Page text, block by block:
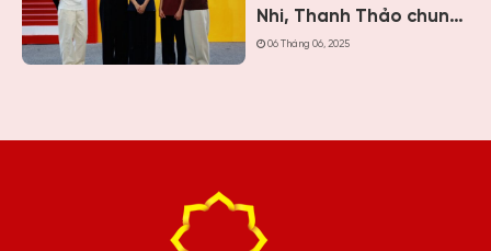
Nhi, Thanh Thảo chung
tay giúp hai cô bé có
06 Tháng 06, 2025